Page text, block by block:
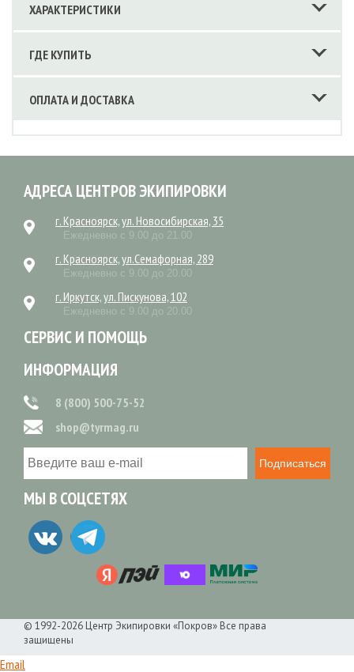
ХАРАКТЕРИСТИКИ
ГДЕ КУПИТЬ
ОПЛАТА И ДОСТАВКА
АДРЕСА ЦЕНТРОВ ЭКИПИРОВКИ
г. Красноярск, ул. Новосибирская, 35
Ежедневно с 9.00 до 21.00
г. Красноярск, ул.Семафорная, 289
Ежедневно с 9.00 до 20.00
г. Иркутск, ул. Пискунова, 102
Ежедневно с 9.00 до 20.00
СЕРВИС И ПОМОЩЬ
ИНФОРМАЦИЯ
8 (800) 500-75-52
shop@tyrmag.ru
Подписаться
МЫ В СОЦСЕТЯХ
© 1992-2026 Центр Экипировки «Покров» Все права
защищены
Email